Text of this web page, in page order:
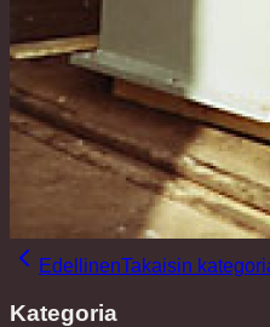
EdellinenTakaisin
Kategoria